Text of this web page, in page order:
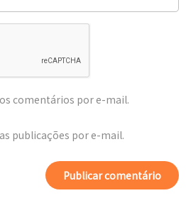
comentários por e-mail.
publicações por e-mail.